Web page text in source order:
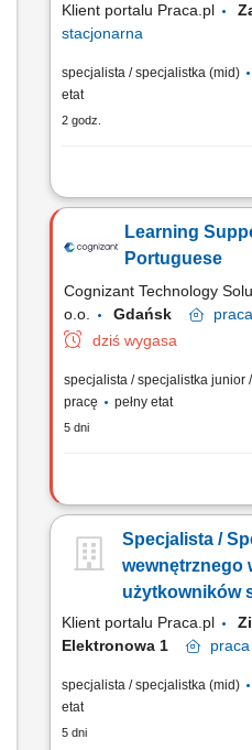
Klient portalu Praca.pl
stacjonarna
specjalista / specjalistka (mid)
etat
2 godz.
Wsparcie użytkowników w
oraz usuwanie awarii urządzeń
oprogramowania. Konfiguracja
funkcjonowanie infrastruktury IT.
Learning
Portuguese
Cognizant Technology
o.o.
Gdańsk praca
dziś wygasa
specjalista / specjalistka junior
pracę
pełny etat
5 dni
Main responsibilities:
discussion forum on the
communication between the
staff, Managing the
diagnosis, resolution...
Specjalista /
wewnętrznego
użytkowników
Klient portalu Praca.pl
Elektronowa 1​​
praca
specjalista / specjalistka (mid)
etat
5 dni